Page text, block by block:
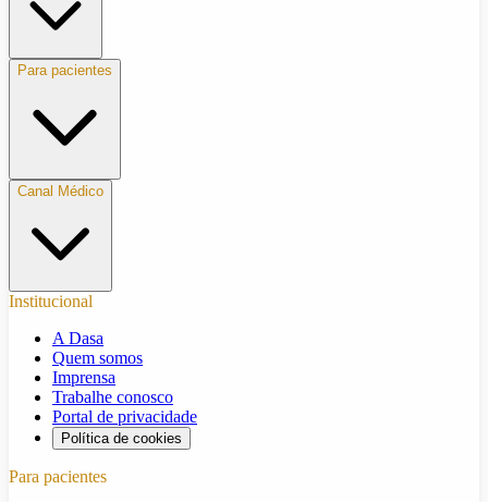
Para pacientes
Canal Médico
Institucional
A Dasa
Quem somos
Imprensa
Trabalhe conosco
Portal de privacidade
Política de cookies
Para pacientes